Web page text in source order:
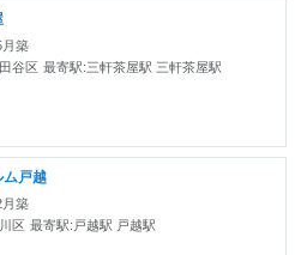
月築
谷区 最寄駅:三軒茶屋駅 三軒茶屋駅
ム戸越
月築
区 最寄駅:戸越駅 戸越駅